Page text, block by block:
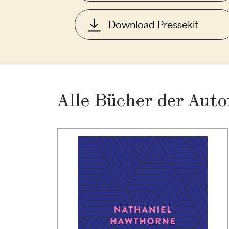
Download Pressekit
Alle Bücher der